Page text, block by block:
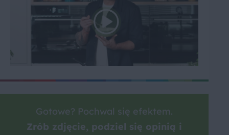
Gotowe? Pochwal się efektem.
Zrób zdjęcie, podziel się opinią i